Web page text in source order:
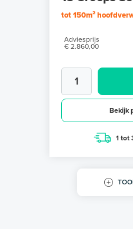
tot 150m²
Adviesprijs
€ 2.860,00
Bekijk
1 tot